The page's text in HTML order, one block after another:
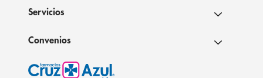
Servicios
Convenios